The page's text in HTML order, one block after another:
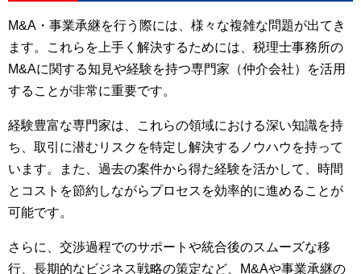
M&A・事業承継を行う際には、様々な複雑な問題が出てき
ます。これらを上手く解決するためには、税理士事務所の
M&Aに関する知見や経験を持つ専門家（仲介会社）を活用
することが非常に重要です。
経験豊富な専門家は、これらの領域における深い知識を持
ち、取引に潜むリスクを特定し解決するノウハウを持って
います。また、過去の案件から得た経験を活かして、時間
とコストを節約しながらプロセスを効率的に進めることが
可能です。
さらに、交渉過程でのサポートや統合後のスムーズな移
行、長期的なビジネス戦略の策定など、M&Aや事業承継の